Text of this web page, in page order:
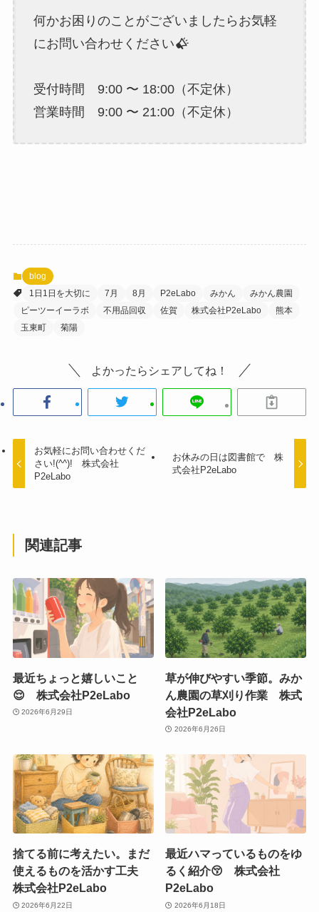
何かお困りのことがございましたらお気軽
にお問い合わせください
受付時間 9:00 〜 18:00（不定休）
営業時間 9:00 〜 21:00（不定休）
blog
1日1日を大切に
7月 8月 P2eLabo みかん
みかん農園
ピーツーイーラボ
不用品回収 佐賀 株式会社P2eLabo
熊本
玉東町
菊陽
よかったらシェアしてね！
お気軽にお問い合わせくだ
さい!(^^)! 株式会社
P2eLabo
お休みの日は図書館で 株
式会社P2eLabo
関連記事
最近ちょっと嬉しいこと
😌 株式会社P2eLabo
2026年6月29日
草が伸びやすい季節。みか
ん農園の草刈り作業 株式
会社P2eLabo
2026年6月26日
捨てる前に考えたい。まだ
使えるものを活かす工夫
株式会社P2eLabo
2026年6月22日
最近ハマっているものをゆ
るく紹介😚 株式会社
P2eLabo
2026年6月18日